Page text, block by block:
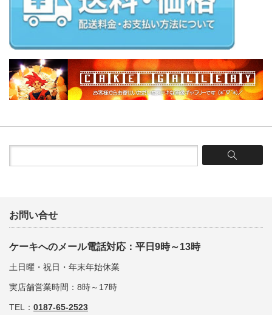
お問い合せ
ケーキへのメール電話対応：平日9時～13時
土日曜・祝日・年末年始休業
実店舗営業時間：8時～17時
TEL： 0187-65-2523